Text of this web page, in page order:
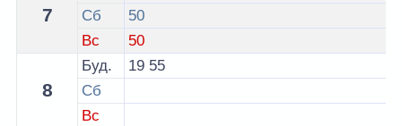
7
Сб
50
Вс
50
8
Буд. 19 55
Сб
Вс